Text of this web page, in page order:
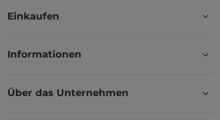
Einkaufen
Informationen
Über das Unternehmen